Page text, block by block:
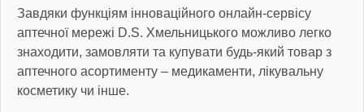
Завдяки функціям інноваційного онлайн-сервісу
аптечної мережі D.S. Хмельницького можливо легко
знаходити, замовляти та купувати будь-який товар з
аптечного асортименту – медикаменти, лікувальну
косметику чи інше.